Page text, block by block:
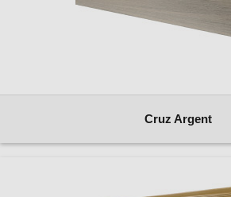
Cruz Argent